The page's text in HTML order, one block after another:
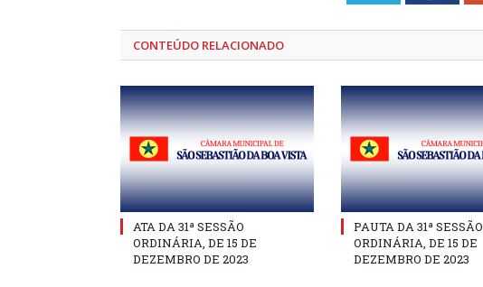
CONTEÚDO RELACIONADO
ATA DA 31ª SESSÃO
ORDINÁRIA, DE 15 DE
DEZEMBRO DE 2023
PAUTA DA 31ª SESSÃO
ORDINÁRIA, DE 15 DE
DEZEMBRO DE 2023